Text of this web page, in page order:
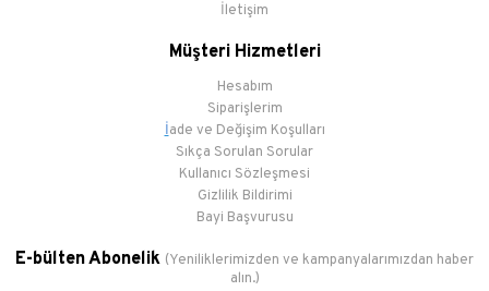
İletişim
Müşteri Hizmetleri
Hesabım
Siparişlerim
İade ve Değişim Koşulları
Sıkça Sorulan Sorular
Kullanıcı Sözleşmesi
Gizlilik Bildirimi
Bayi Başvurusu
E-bülten Abonelik (Yeniliklerimizden ve kampanyalarımızdan haber
alın.)